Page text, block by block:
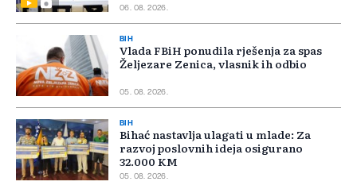
06. 08. 2026.
BIH
Vlada FBiH ponudila rješenja za spas
Željezare Zenica, vlasnik ih odbio
05. 08. 2026.
BIH
Bihać nastavlja ulagati u mlade: Za
razvoj poslovnih ideja osigurano
32.000 KM
05. 08. 2026.